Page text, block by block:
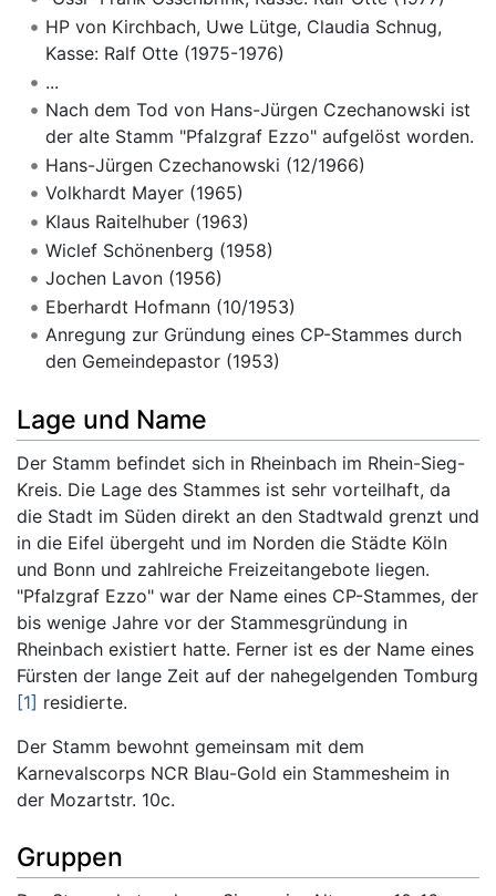
HP von Kirchbach, Uwe Lütge, Claudia Schnug,
Kasse: Ralf Otte (1975-1976)
...
Nach dem Tod von Hans-Jürgen Czechanowski ist
der alte Stamm "Pfalzgraf Ezzo" aufgelöst worden.
Hans-Jürgen Czechanowski (12/1966)
Volkhardt Mayer (1965)
Klaus Raitelhuber (1963)
Wiclef Schönenberg (1958)
Jochen Lavon (1956)
Eberhardt Hofmann (10/1953)
Anregung zur Gründung eines CP-Stammes durch
den Gemeindepastor (1953)
Lage und Name
Der Stamm befindet sich in Rheinbach im Rhein-Sieg-
Kreis. Die Lage des Stammes ist sehr vorteilhaft, da
die Stadt im Süden direkt an den Stadtwald grenzt und
in die Eifel übergeht und im Norden die Städte Köln
und Bonn und zahlreiche Freizeitangebote liegen.
"Pfalzgraf Ezzo" war der Name eines CP-Stammes, der
bis wenige Jahre vor der Stammesgründung in
Rheinbach existiert hatte. Ferner ist es der Name eines
Fürsten der lange Zeit auf der nahegelgenden Tomburg
[1] residierte.
Der Stamm bewohnt gemeinsam mit dem
Karnevalscorps NCR Blau-Gold ein Stammesheim in
der Mozartstr. 10c.
Gruppen